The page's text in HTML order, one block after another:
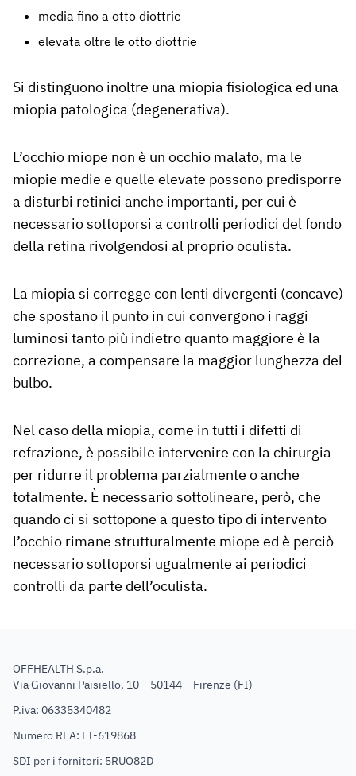
media fino a otto diottrie
elevata oltre le otto diottrie
Si distinguono inoltre una miopia fisiologica ed una
miopia patologica (degenerativa).
L’occhio miope non è un occhio malato, ma le
miopie medie e quelle elevate possono predisporre
a disturbi retinici anche importanti, per cui è
necessario sottoporsi a controlli periodici del fondo
della retina rivolgendosi al proprio oculista.
La miopia si corregge con lenti divergenti (concave)
che spostano il punto in cui convergono i raggi
luminosi tanto più indietro quanto maggiore è la
correzione, a compensare la maggior lunghezza del
bulbo.
Nel caso della miopia, come in tutti i difetti di
refrazione, è possibile intervenire con la chirurgia
per ridurre il problema parzialmente o anche
totalmente. È necessario sottolineare, però, che
quando ci si sottopone a questo tipo di intervento
l’occhio rimane strutturalmente miope ed è perciò
necessario sottoporsi ugualmente ai periodici
controlli da parte dell’oculista.
OFFHEALTH S.p.a.
Via Giovanni Paisiello, 10 – 50144 – Firenze (FI)
P.iva: 06335340482
Numero REA: FI-619868
SDI per i fornitori: 5RUO82D